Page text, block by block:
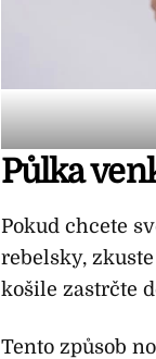
Půlka
Pokud chcete
rebelsky,
košile zastrčte
Tento způsob